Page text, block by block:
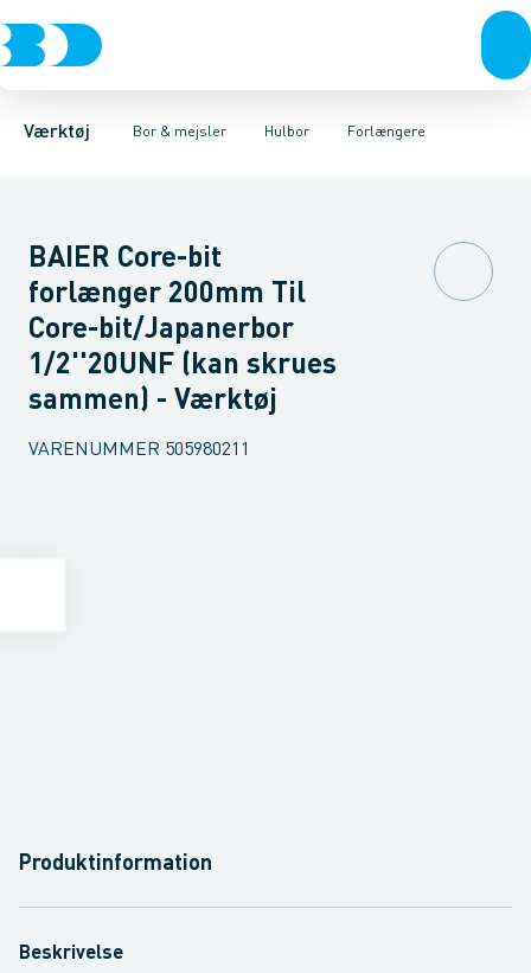
Værktøj Bor & mejsler
Akku- & elværktøj HåndværktøjRørværktøjBits & toppe
Hulbor
MurborHammerborMetalborHulbor Diamantbor
Forlængere
Hulbor til StålHulbor til ByggematerialerSpecial hulbor
BAIER Core-bit
forlænger 200mm Til
Core-bit/Japanerbor
1/2''20UNF (kan skrues
sammen) - Værktøj
VARENUMMER 505980211
Produktinformation
Beskrivelse